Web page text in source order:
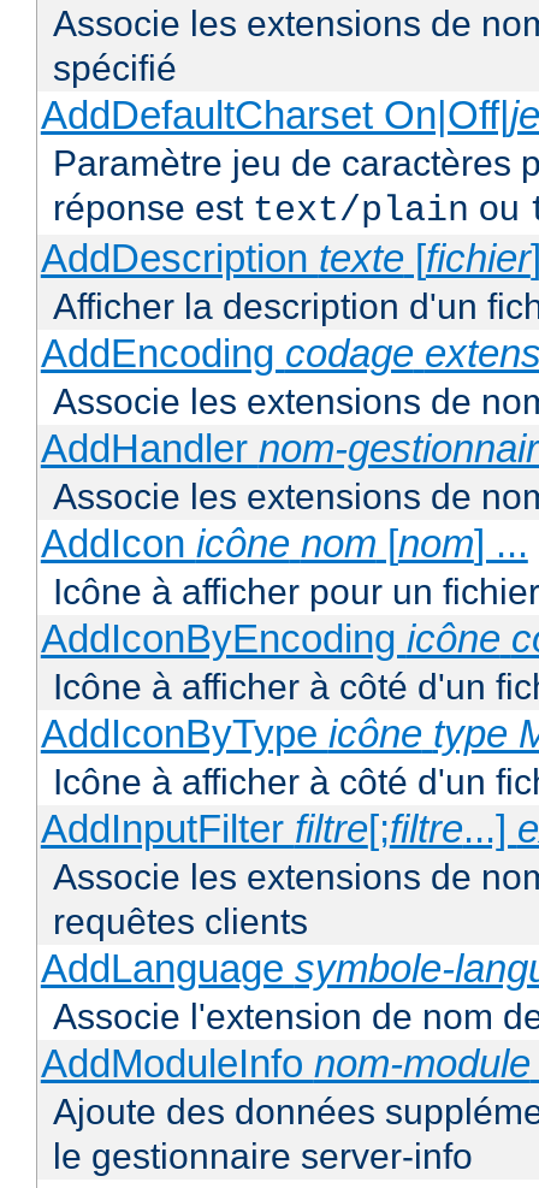
Associe les extensions de
spécifié
AddDefaultCharset On|Off|
Paramètre jeu de caractères
réponse est text/plain ou
AddDescription texte [fichier
Afficher la description d'un
AddEncoding codage
Associe les extensions de
AddHandler nom-
Associe les extensions de
AddIcon icône nom [nom] ...
Icône à afficher pour un
AddIconByEncoding icône
Icône à afficher à côté d'un
AddIconByType icône type
Icône à afficher à côté d'un
AddInputFilter filtre[;filtre...]
Associe les extensions de
requêtes clients
AddLanguage symbole-
Associe l'extension de nom
AddModuleInfo nom-module
Ajoute des données
le gestionnaire server-info